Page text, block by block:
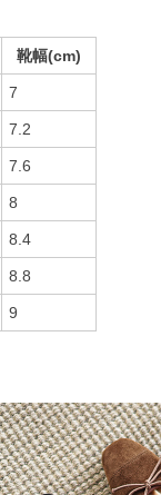
靴幅(cm)
7
7.2
7.6
8
8.4
8.8
9